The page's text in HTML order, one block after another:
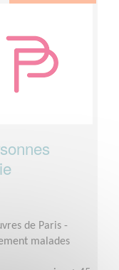
de Paris -
malades